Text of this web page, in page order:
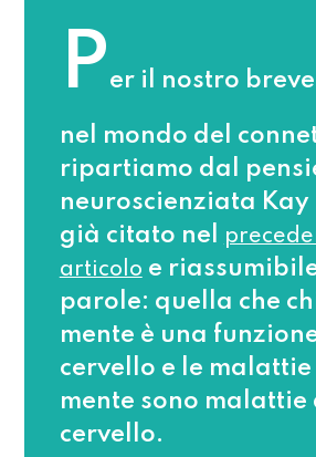
Per il nostro
nel mondo del
ripartiamo dal
neuroscienziata Kay
già citato nel
articolo e
parole: quella che
mente è una
cervello e le
mente sono malattie
cervello.